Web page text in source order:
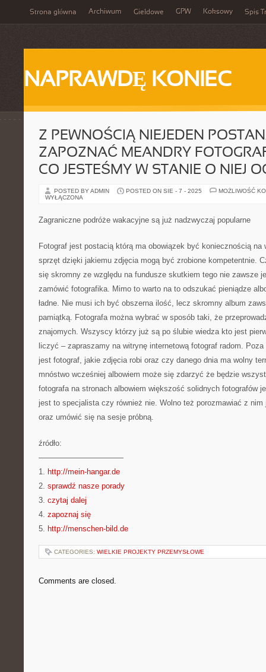
Strona główna Archiwum Giełdowe GPW Koksowy Spis
NAPRAWDĘ KONIEC
Z PEWNOŚCIĄ NIEJEDEN
ZAPOZNAĆ MEANDRY
CO JESTEŚMY W STANIE O NIEJ
POSTED BY ADMIN POSTED ON SIE - 7 - 2025
MOŻLIWOŚĆ
WYŁĄCZONA
Zagraniczne podróże wakacyjne są już nadzwyczaj popularne
Fotograf jest postacią którą ma obowiązek być koniecznością na
sprzęt dzięki jakiemu zdjęcia mogą być zrobione kompetentnie.
się skromny ze względu na fundusze skutkiem tego nie zawsze
zamówić fotografika. Mimo to warto na to odszukać pieniądze
ładne. Nie musi ich być obszerna ilość, lecz skromny album
pamiątką. Fotografa można wybrać w sposób taki, że
znajomych. Wszyscy którzy już są po ślubie wiedza kto jest
liczyć – zapraszamy na witrynę internetową fotograf radom.
jest fotograf, jakie zdjęcia robi oraz czy danego dnia ma wolny
mnóstwo wcześniej albowiem może się zdarzyć że będzie
fotografa na stronach albowiem większość solidnych fotografów
jest to specjalista czy również nie. Wolno też porozmawiać z
oraz umówić się na sesje próbną.
źródło:
———————————
1. http://mein-hangar.de
2. sprawdź nasze porady
3. czytaj dalej
4. zapoznaj się
5. http://menschen-bild.de
CATEGORIES: WIELKIE PROJEKTY PRZEMYSŁOWE
Comments are closed.